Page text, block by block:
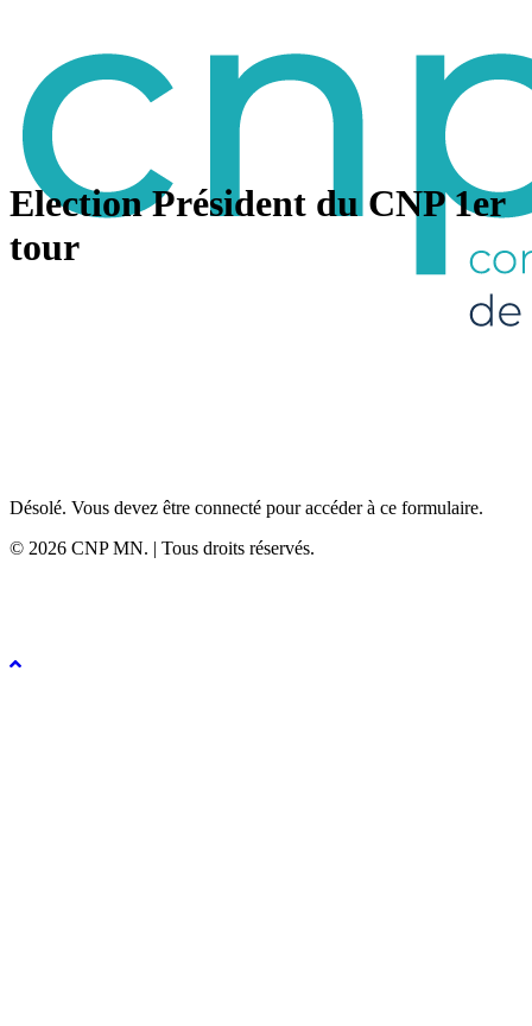
Election Président du CNP 1er
tour
Désolé. Vous devez être connecté pour accéder à ce formulaire.
© 2026 CNP MN. | Tous droits réservés.